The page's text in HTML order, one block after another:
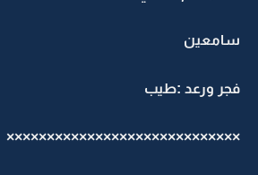
سامعين
فجر ورعد :طيب
×××××××××××××××××××××××××××××